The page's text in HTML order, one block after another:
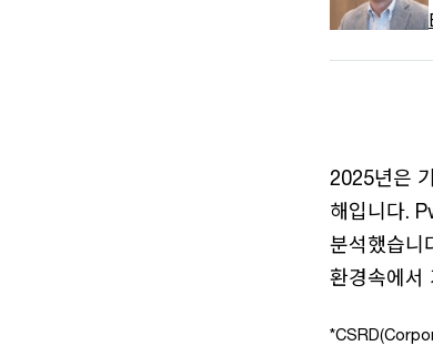
2025년은
해입니다.
분석했습니
환경속에서